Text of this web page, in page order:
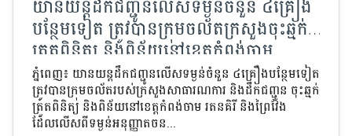
យានយន្តដឹកជញ្ជូនលើសទម្ងន់ចំនួន ៤គ្រឿង
បន្ថែមទៀត ត្រូវបានក្រុមចល័តក្រសួងចុះឆ្មក់
ត្រួតពិនិត្យ និងពិន័យនៅខេត្តកំពង់ចាម
រតនគិរី និងព្រៃវែង
ភ្នំពេញ៖ យានយន្តដឹកជញ្ជូនលើសទម្ងន់ចំនួន ៤គ្រឿងបន្ថែមទៀត
ត្រូវបានក្រុមចល័តរបស់ក្រសួងសាធារណការ និងដឹកជញ្ជូន ចុះឆ្មក់
ត្រួតពិនិត្យ និងពិន័យនៅខេត្តកំពង់ចាម រតនគិរី និងព្រៃវែង
ដែលលើសពីទម្ងន់អនុញ្ញាតចន...